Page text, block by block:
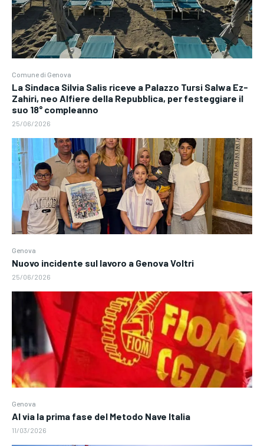
Comune di Genova
La Sindaca Silvia Salis riceve a Palazzo Tursi Salwa Ez-
Zahiri, neo Alfiere della Repubblica, per festeggiare il
suo 18° compleanno
25/06/2026
Genova
Nuovo incidente sul lavoro a Genova Voltri
25/06/2026
Genova
Al via la prima fase del Metodo Nave Italia
11/03/2026